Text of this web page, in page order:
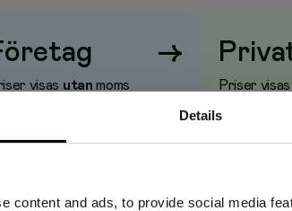
Details
content and ads, to provide social media
ett plastgrepp med en upphängningsögla så
och hålla den ren och fräsch.
5 cm
→
visas utan moms Priser visas